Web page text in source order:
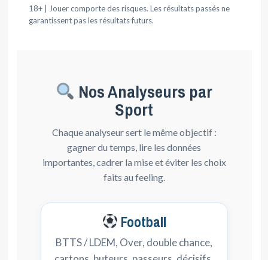
18+ | Jouer comporte des risques. Les résultats passés ne
garantissent pas les résultats futurs.
Nos Analyseurs par
Sport
Chaque analyseur sert le même objectif :
gagner du temps, lire les données
importantes, cadrer la mise et éviter les choix
faits au feeling.
Football
BTTS / LDEM, Over, double chance,